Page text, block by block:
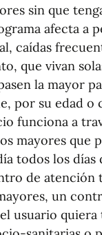
sin que
afecta a
caídas
que vivan
la mayor
por su edad o
funciona a
mayores que
todos los días
de
un
usuario